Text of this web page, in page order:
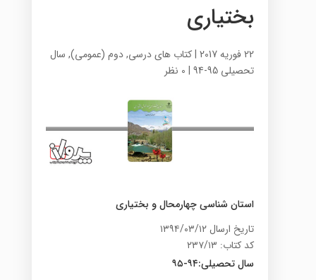
بختیاری
22 فوریه 2017 |کتاب های درسی,دوم (عمومی), سال
تحصیلی 95-94
| 0 نظر
استان شناسی چهارمحال و بختیاری
تاریخ ارسال ۱۳۹۴/۰۳/۱۲
کد کتاب: ۲۳۷/۱۳
سال تحصیلی:۹۴-۹۵